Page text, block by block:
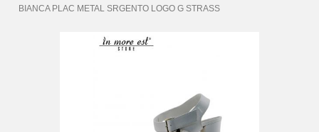
BIANCA PLAC METAL SRGENTO LOGO G STRASS